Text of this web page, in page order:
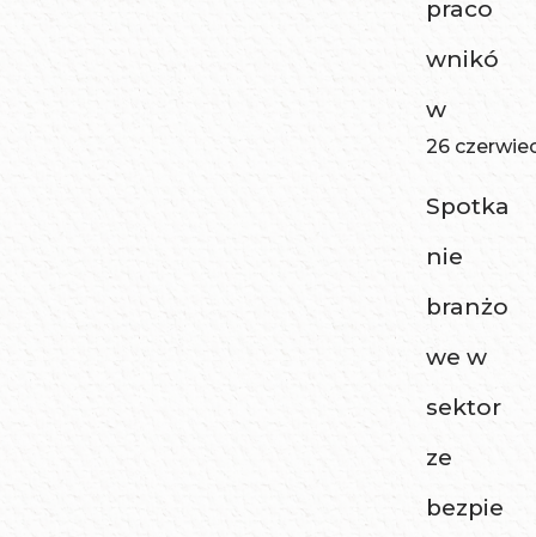
praco
wnikó
w
26
Spotka
nie
branżo
we w
sektor
ze
bezpie